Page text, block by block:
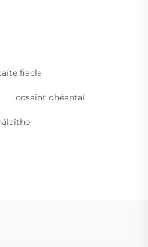
fiacla
cosaint dhéantaí